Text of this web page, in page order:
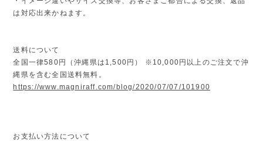
は対応出来かねます。
送料について
全国一律580円（沖縄県は1,500円） ※10,000円以上のご注文で沖
縄県を含む全国送料無料。
https://www.magniraff.com/blog/2020/07/07/101900
お支払い方法について